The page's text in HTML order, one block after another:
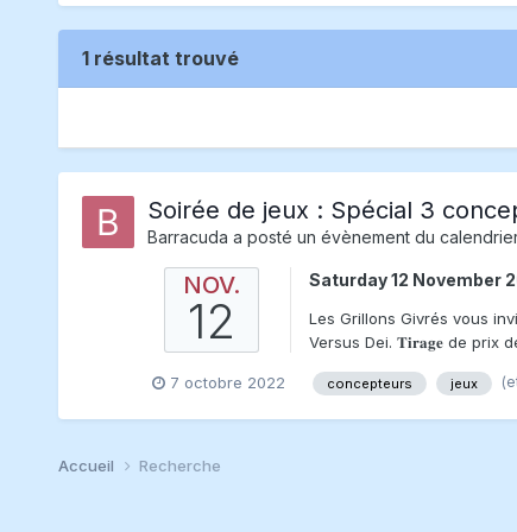
1 résultat trouvé
Soirée de jeux : Spécial 3
Barracuda a posté un évènement du
NOV.
12
Saturday 12 November
Les Grillons Givrés vous
Versus Dei. 𝐓𝐢𝐫𝐚𝐠𝐞 de prix
7 octobre 2022 concepteurs jeux
Accueil Recherche